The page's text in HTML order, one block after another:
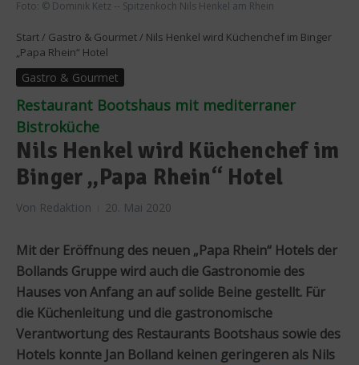
Foto: © Dominik Ketz -- Spitzenkoch Nils Henkel am Rhein
Start / Gastro & Gourmet / Nils Henkel wird Küchenchef im Binger
„Papa Rhein“ Hotel
Gastro & Gourmet
Restaurant Bootshaus mit mediterraner
Bistroküche
Nils Henkel wird Küchenchef im
Binger „Papa Rhein“ Hotel
Von Redaktion 20. Mai 2020
Mit der Eröffnung des neuen „Papa Rhein“ Hotels der
Bollands Gruppe wird auch die Gastronomie des
Hauses von Anfang an auf solide Beine gestellt. Für
die Küchenleitung und die gastronomische
Verantwortung des Restaurants Bootshaus sowie des
Hotels konnte Jan Bolland keinen geringeren als Nils